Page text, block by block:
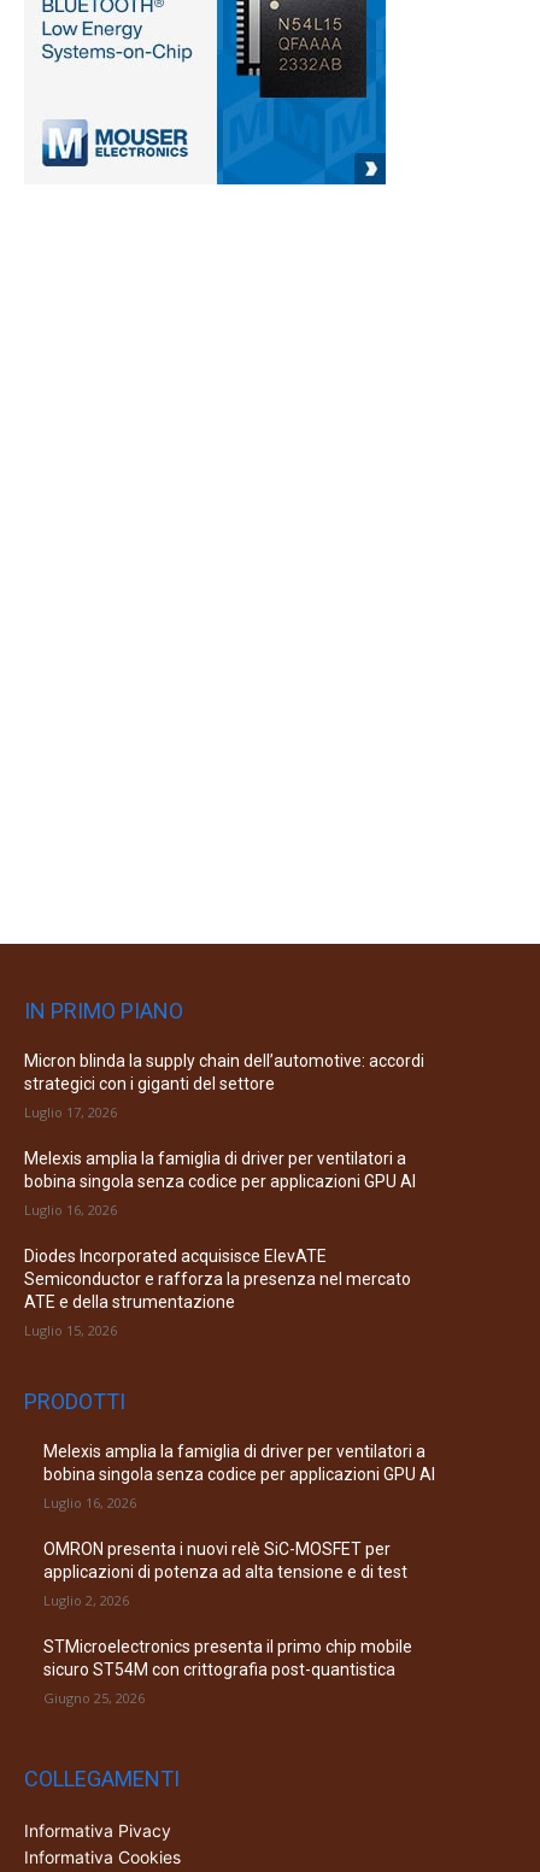
IN PRIMO PIANO
Micron blinda la supply chain dell’automotive: accordi
strategici con i giganti del settore
Luglio 17, 2026
Melexis amplia la famiglia di driver per ventilatori a
bobina singola senza codice per applicazioni GPU AI
Luglio 16, 2026
Diodes Incorporated acquisisce ElevATE
Semiconductor e rafforza la presenza nel mercato
ATE e della strumentazione
Luglio 15, 2026
PRODOTTI
Melexis amplia la famiglia di driver per ventilatori a
bobina singola senza codice per applicazioni GPU AI
Luglio 16, 2026
OMRON presenta i nuovi relè SiC-MOSFET per
applicazioni di potenza ad alta tensione e di test
Luglio 2, 2026
STMicroelectronics presenta il primo chip mobile
sicuro ST54M con crittografia post-quantistica
Giugno 25, 2026
COLLEGAMENTI
Informativa Pivacy
Informativa Cookies